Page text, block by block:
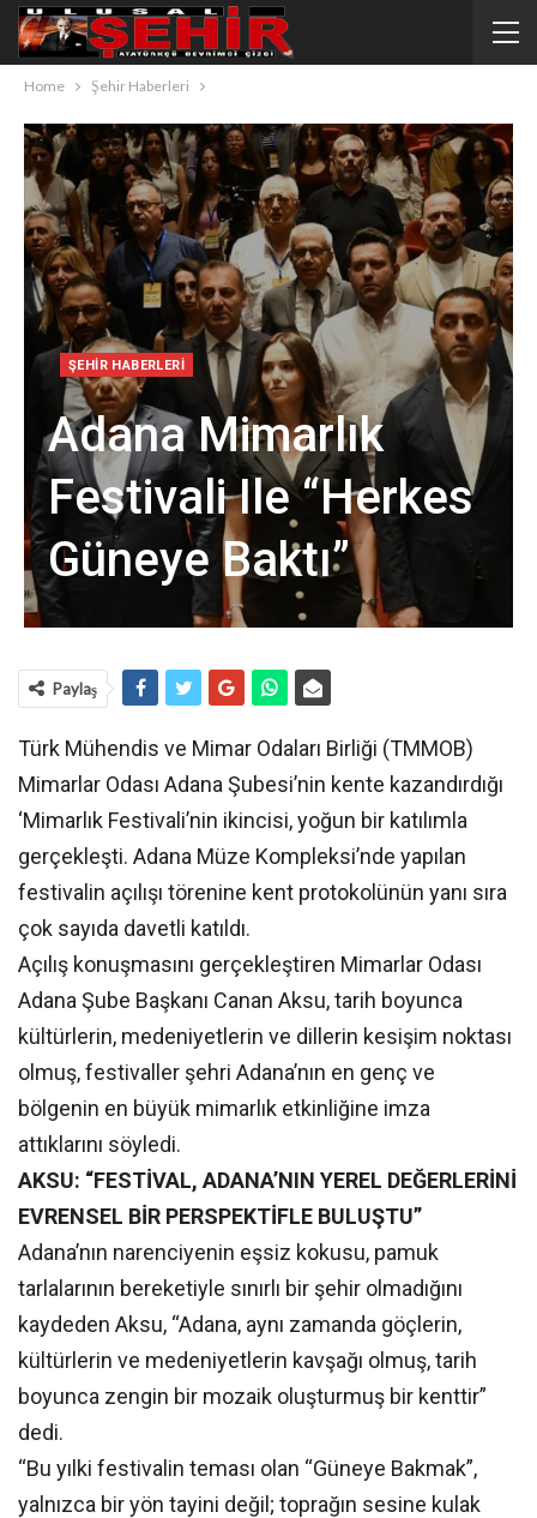
Home Şehir Haberleri
ŞEHIR HABERLERI
Adana Mimarlık
Festivali Ile “Herkes
Güneye Baktı”
Paylaş
Türk Mühendis ve Mimar Odaları Birliği (TMMOB)
Mimarlar Odası Adana Şubesi’nin kente kazandırdığı
‘Mimarlık Festivali’nin ikincisi, yoğun bir katılımla
gerçekleşti. Adana Müze Kompleksi’nde yapılan
festivalin açılışı törenine kent protokolünün yanı sıra
çok sayıda davetli katıldı.
Açılış konuşmasını gerçekleştiren Mimarlar Odası
Adana Şube Başkanı Canan Aksu, tarih boyunca
kültürlerin, medeniyetlerin ve dillerin kesişim noktası
olmuş, festivaller şehri Adana’nın en genç ve
bölgenin en büyük mimarlık etkinliğine imza
attıklarını söyledi.
AKSU: “FESTİVAL, ADANA’NIN YEREL DEĞERLERİNİ
EVRENSEL BİR PERSPEKTİFLE BULUŞTU”
Adana’nın narenciyenin eşsiz kokusu, pamuk
tarlalarının bereketiyle sınırlı bir şehir olmadığını
kaydeden Aksu, “Adana, aynı zamanda göçlerin,
kültürlerin ve medeniyetlerin kavşağı olmuş, tarih
boyunca zengin bir mozaik oluşturmuş bir kenttir”
dedi.
“Bu yılki festivalin teması olan “Güneye Bakmak”,
yalnızca bir yön tayini değil; toprağın sesine kulak